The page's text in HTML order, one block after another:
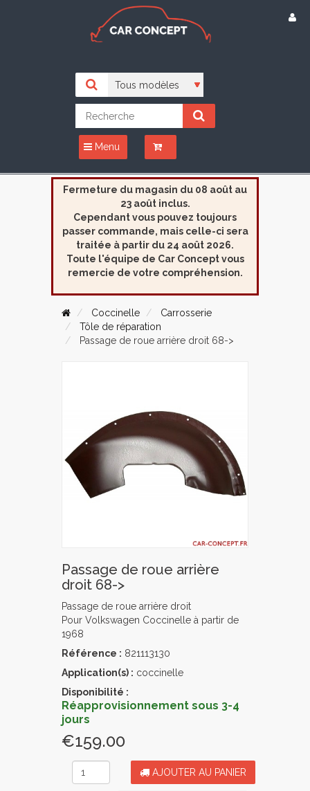
Menu
Fermeture du magasin du 08 août au
23 août inclus.
Cependant vous pouvez toujours
passer commande, mais celle-ci sera
traitée à partir du 24 août 2026.
Toute l'équipe de Car Concept vous
remercie de votre compréhension.
Coccinelle
Carrosserie
Tôle de réparation
Passage de roue arrière droit 68->
Passage de roue arrière
droit 68->
Passage de roue arrière droit
Pour Volkswagen Coccinelle à partir de
1968
Référence : 821113130
Application(s) : coccinelle
Disponibilité :
Réapprovisionnement sous 3-4
jours
€159.00
AJOUTER AU PANIER